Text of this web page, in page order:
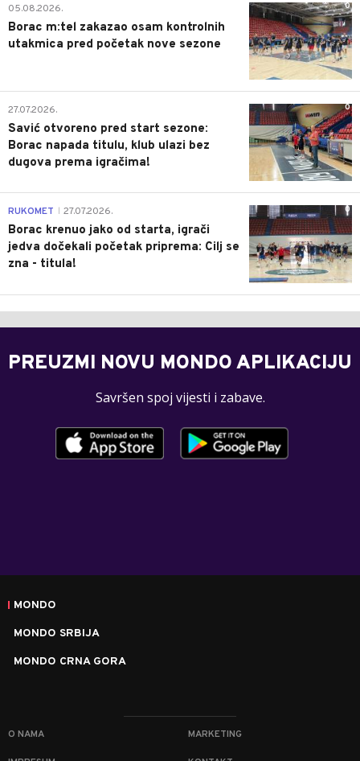
0
05.08.2026.
Borac m:tel zakazao osam kontrolnih
utakmica pred početak nove sezone
0
27.07.2026.
Savić otvoreno pred start sezone:
Borac napada titulu, klub ulazi bez
dugova prema igračima!
0
RUKOMET 27.07.2026.
Borac krenuo jako od starta, igrači
jedva dočekali početak priprema: Cilj se
zna - titula!
PREUZMI NOVU MONDO APLIKACIJU
Savršen spoj vijesti i zabave.
MONDO
MONDO SRBIJA
MONDO CRNA GORA
O NAMA MARKETING